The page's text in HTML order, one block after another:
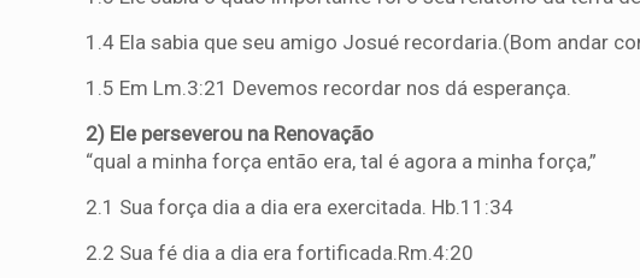
1.4 Ela sabia que seu amigo Josué recordaria.(Bom andar
1.5 Em Lm.3:21 Devemos recordar nos dá esperança.
2) Ele perseverou na Renovação
“qual a minha força então era, tal é agora a minha força,”
2.1 Sua força dia a dia era exercitada. Hb.11:34
2.2 Sua fé dia a dia era fortificada.Rm.4:20